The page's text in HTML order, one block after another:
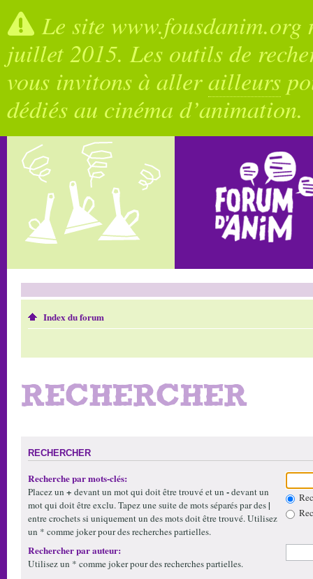
Le site
juillet 2015. Les outils de
vous invitons à allerailleurs
dédiés au cinéma d’animation.
Index du forum
RECHERCHER
RECHERCHER
Recherche par mots-clés:
Placez un + devant un mot qui doit être trouvé et un -devant un
mot qui doit être exclu. Tapez une suite de mots séparés par des|
entre crochets si uniquement un des mots doit être trouvé. Utilisez
un * comme joker pour des recherches partielles.
Rechercher par auteur:
Utilisez un * comme joker pour des recherches partielles.